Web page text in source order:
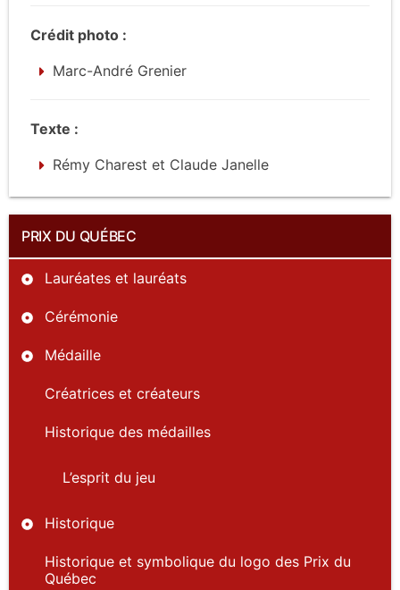
PRIX DU QUÉBEC
Lauréates et lauréats
Cérémonie
Médaille
Créatrices et créateurs
Historique des médailles
L’esprit du jeu
Historique
Historique et symbolique du logo des Prix du
Québec
Crédit photo :
Marc-André Grenier
Texte :
Rémy Charest et Claude Janelle